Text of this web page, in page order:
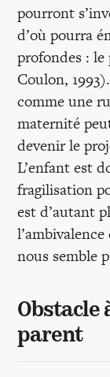
pourront
d’où pourra
profondes : le
Coulon,
comme une
maternité
devenir le
L’enfant est
fragilisation
est d’autant
nous semble
Obstacle
parent